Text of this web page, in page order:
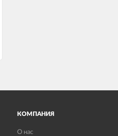
КОМПАНИЯ
О нас